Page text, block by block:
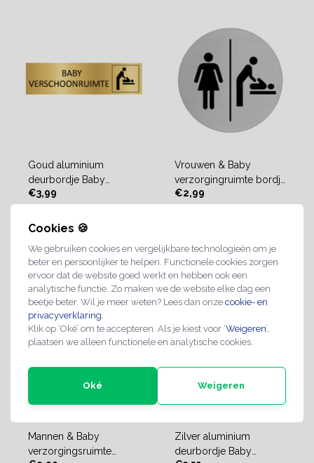
Cookies 🍪
We gebruiken cookies en vergelijkbare technologieën om je
beter en persoonlijker te helpen. Functionele cookies zorgen
ervoor dat de website goed werkt en hebben ook een
analytische functie. Zo maken we de website elke dag een
beetje beter. Wil je meer weten? Lees dan onze cookie- en
privacyverklaring
Klik op ‘Oké’ om te accepteren. Als je kiest voor ‘Weigeren’,
plaatsen we alleen functionele en analytische cookies.
Oké Weigeren
Goud aluminium
deurbordje Baby
verschoonruimte
€3,99
2-4 werkdagen
Vrouwen & Baby
verzorgingruimte bordje
Aluminium
€2,99
Mannen & Baby
verzorgingsruimte
Zilver aluminium
deurbordje Baby